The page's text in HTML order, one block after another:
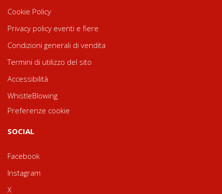
Cookie Policy
Privacy policy eventi e fiere
Condizioni generali di vendita
Termini di utilizzo del sito
Accessibilità
WhistleBlowing
Preferenze cookie
SOCIAL
Facebook
Instagram
X